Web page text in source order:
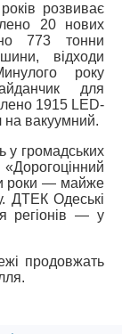
розвиває
20 нових
773 тонни
відходи
року
для
1915 LED-
на вакуумний.
у громадських
роки — майже
ДТЕК Одеські
регіонів — у
продовжать